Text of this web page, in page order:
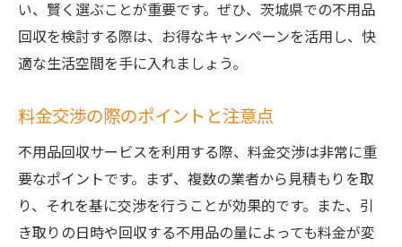
い、賢く選ぶことが重要です。ぜひ、茨城県での不用品
回収を検討する際は、お得なキャンペーンを活用し、快
適な生活空間を手に入れましょう。
料金交渉の際のポイントと注意点
不用品回収サービスを利用する際、料金交渉は非常に重
要なポイントです。まず、複数の業者から見積もりを取
り、それを基に交渉を行うことが効果的です。また、引
き取りの日時や回収する不用品の量によっても料金が変